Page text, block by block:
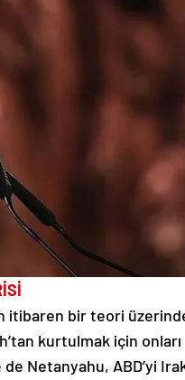
itibaren bir teori
kurtulmak için onları
Netanyahu, ABD’yi